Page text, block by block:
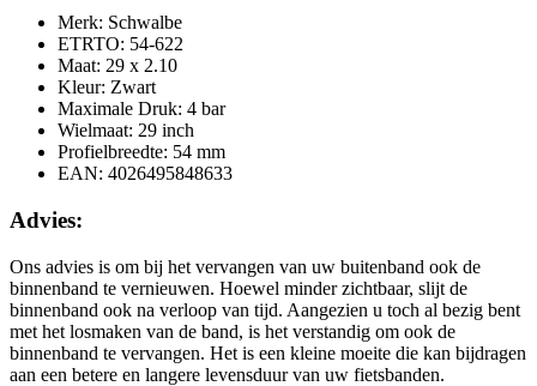
Merk: Schwalbe
ETRTO: 54-622
Maat: 29 x 2.10
Kleur: Zwart
Maximale Druk: 4 bar
Wielmaat: 29 inch
Profielbreedte: 54 mm
EAN: 4026495848633
Advies:
Ons advies is om bij het vervangen van uw buitenband ook de
binnenband te vernieuwen. Hoewel minder zichtbaar, slijt de
binnenband ook na verloop van tijd. Aangezien u toch al bezig bent
met het losmaken van de band, is het verstandig om ook de
binnenband te vervangen. Het is een kleine moeite die kan bijdragen
aan een betere en langere levensduur van uw fietsbanden.